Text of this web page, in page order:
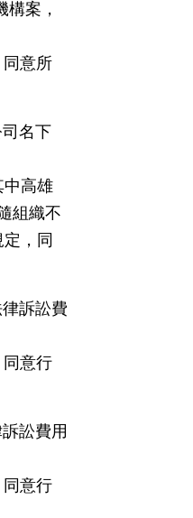
案，
意所
名下
中高雄
組織不
，同
訴訟費
意行
訟費用
意行